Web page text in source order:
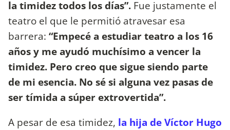
la timidez todos los días”. Fue justamente el
teatro el que le permitió atravesar esa
barrera: “Empecé a estudiar teatro a los 16
años y me ayudó muchísimo a vencer la
timidez. Pero creo que sigue siendo parte
de mi esencia. No sé si alguna vez pasas de
ser tímida a súper extrovertida”.
A pesar de esa timidez, la hija de Víctor Hugo